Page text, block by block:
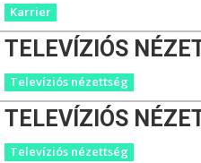
Karrier
TELEVÍZIÓS
Televíziós nézettség
TELEVÍZIÓS
Televíziós nézettség